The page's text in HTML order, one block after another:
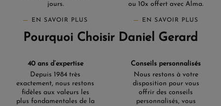
jours.
EN SAVOIR PLUS
ou 10x offert avec Alma.
EN SAVOIR PLUS
Pourquoi Choisir Daniel Gerard
40 ans d’expertise
Depuis 1984 très
exactement, nous restons
fidèles aux valeurs les
plus fondamentales de la
Conseils personnalisés
Nous restons à votre
disposition pour vous
offrir des conseils
personnalisés, vous